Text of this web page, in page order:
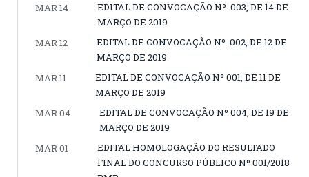
MAR 14
EDITAL DE CONVOCAÇÃO Nº. 003, DE 14 DE
MARÇO DE 2019
MAR 12
EDITAL DE CONVOCAÇÃO Nº. 002, DE 12 DE
MARÇO DE 2019
MAR 11
EDITAL DE CONVOCAÇÃO Nº 001, DE 11 DE
MARÇO DE 2019
MAR 04
EDITAL DE CONVOCAÇÃO Nº 004, DE 19 DE
MARÇO DE 2019
MAR 01
EDITAL HOMOLOGAÇÃO DO RESULTADO
FINAL DO CONCURSO PÚBLICO Nº 001/2018